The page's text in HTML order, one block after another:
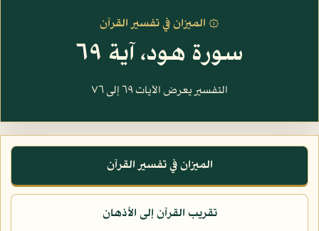
۞ الميزان في تفسير القرآن
سورة هود، آية ٦٩
التفسير يعرض الآيات ٦٩ إلى ٧٦
الميزان في تفسير القرآن
تقريب القرآن إلى الأذهان